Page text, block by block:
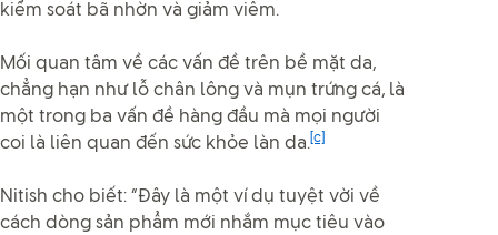
kiểm soát bã nhờn và giảm viêm.
Mối quan tâm về các vấn đề trên bề mặt da,
chẳng hạn như lỗ chân lông và mụn trứng cá, là
một trong ba vấn đề hàng đầu mà mọi người
coi là liên quan đến sức khỏe làn da. [c]
Nitish cho biết: “Đây là một ví dụ tuyệt vời về
cách dòng sản phẩm mới nhắm mục tiêu vào